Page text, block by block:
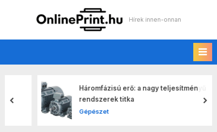
Online print
Hírek innen-onnan
Háromfázisú erő: a nagy teljesítményű
rendszerek titka
Gépészet
prev